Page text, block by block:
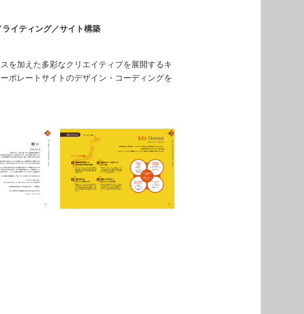
イティング／サイト構築
を加えた多彩なクリエイティブを展開するキ
ポレートサイトのデザイン・コーディングを